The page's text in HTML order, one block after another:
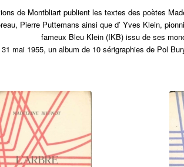
de Montbliartpublient les textes des poètes
Pierre Puttemans ainsi que d’ Yves Klein,
fameux Bleu Klein (IKB) issu de ses
31 mai 1955, un album de 10 sérigraphies de Pol